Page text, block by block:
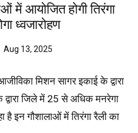
में आयोजित होगी तिरंगा
ध्वजारोहण
Aug 13, 2025
मिशन सागर इकाई के द्वारा
द्वारा जिले में 25 से अधिक मनरेगा
है इन गौशालाओं में तिरंगा रैली का